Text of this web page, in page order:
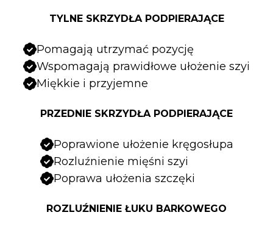
TYLNE SKRZYDŁA PODPIERAJĄCE
Pomagają utrzymać pozycję
Wspomagają prawidłowe ułożenie szyi
Miękkie i przyjemne
PRZEDNIE SKRZYDŁA PODPIERAJĄCE
Poprawione ułożenie kręgosłupa
Rozluźnienie mięśni szyi
Poprawa ułożenia szczęki
ROZLUŹNIENIE ŁUKU BARKOWEGO